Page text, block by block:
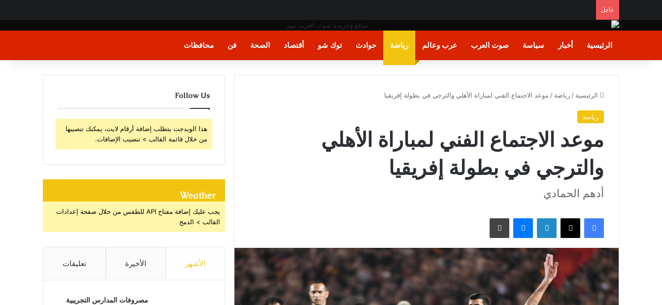
عاجل
الرئيسية أخبار سياسة صوت العرب عرب وعالم رياضة حوادث توك شو أقتصاد الصحة فن محافظات
الرئيسية / رياضة / موعد الاجتماع الفني لمباراة الأهلي والترجي في بطولة إفريقيا
رياضة
موعد الاجتماع الفني لمباراة الأهلي
والترجي في بطولة إفريقيا
أدهم الحمادي
فيسبوك X لينكدإن ماسنجر طباعة
Follow Us
هذا الويدجت يتطلب إضافة أرقام لايت، يمكنك تنصيبها
من خلال قائمة القالب > تنصيب الإضافات.
Weather
يجب عليك إضافة مفتاح API للطقس من خلال صفحة إعدادات
القالب > الدمج
الأشهر الأخيرة تعليقات
مصروفات المدارس التجريبية